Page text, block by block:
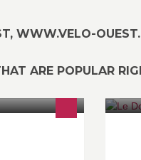
WWW.VELO-
ARE POPULAR